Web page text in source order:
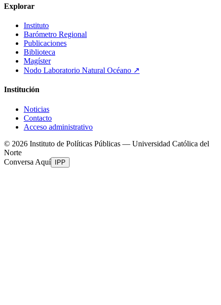
Explorar
Instituto
Barómetro Regional
Publicaciones
Biblioteca
Magíster
Nodo Laboratorio Natural Océano ↗
Institución
Noticias
Contacto
Acceso administrativo
© 2026 Instituto de Políticas Públicas — Universidad Católica del
Norte
Conversa Aquí IPP